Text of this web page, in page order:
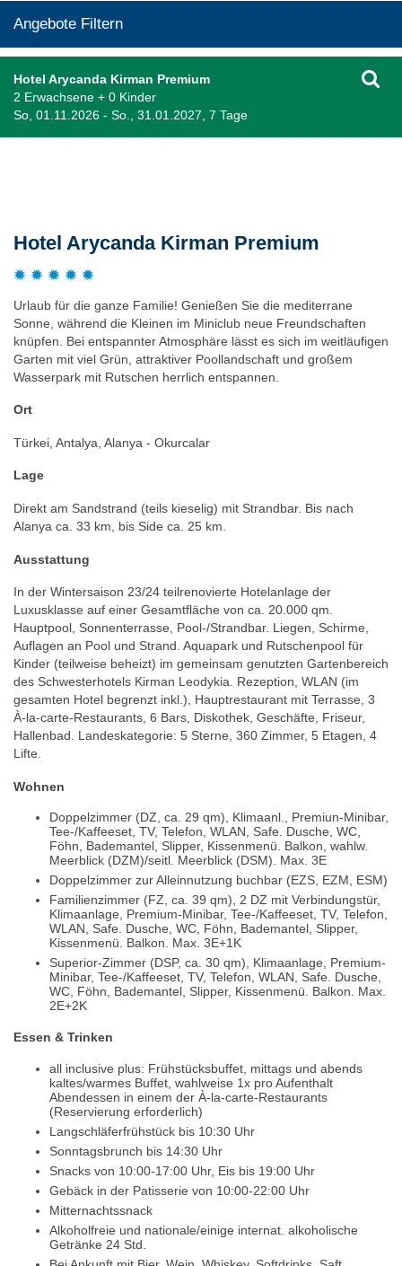
Angebote Filtern
Hotel Arycanda Kirman Premium
2 Erwachsene + 0 Kinder
So, 01.11.2026 - So., 31.01.2027, 7 Tage
Hotel Arycanda Kirman Premium
Urlaub für die ganze Familie! Genießen Sie die mediterrane
Sonne, während die Kleinen im Miniclub neue Freundschaften
knüpfen. Bei entspannter Atmosphäre lässt es sich im weitläufigen
Garten mit viel Grün, attraktiver Poollandschaft und großem
Wasserpark mit Rutschen herrlich entspannen.
Ort
Türkei, Antalya, Alanya - Okurcalar
Lage
Direkt am Sandstrand (teils kieselig) mit Strandbar. Bis nach
Alanya ca. 33 km, bis Side ca. 25 km.
Ausstattung
In der Wintersaison 23/24 teilrenovierte Hotelanlage der
Luxusklasse auf einer Gesamtfläche von ca. 20.000 qm.
Hauptpool, Sonnenterrasse, Pool-/Strandbar. Liegen, Schirme,
Auflagen an Pool und Strand. Aquapark und Rutschenpool für
Kinder (teilweise beheizt) im gemeinsam genutzten Gartenbereich
des Schwesterhotels Kirman Leodykia. Rezeption, WLAN (im
gesamten Hotel begrenzt inkl.), Hauptrestaurant mit Terrasse, 3
À-la-carte-Restaurants, 6 Bars, Diskothek, Geschäfte, Friseur,
Hallenbad. Landeskategorie: 5 Sterne, 360 Zimmer, 5 Etagen, 4
Lifte.
Wohnen
Doppelzimmer (DZ, ca. 29 qm), Klimaanl., Premiun-Minibar,
Tee-/Kaffeeset, TV, Telefon, WLAN, Safe. Dusche, WC,
Föhn, Bademantel, Slipper, Kissenmenü. Balkon, wahlw.
Meerblick (DZM)/seitl. Meerblick (DSM). Max. 3E
Doppelzimmer zur Alleinnutzung buchbar (EZS, EZM, ESM)
Familienzimmer (FZ, ca. 39 qm), 2 DZ mit Verbindungstür,
Klimaanlage, Premium-Minibar, Tee-/Kaffeeset, TV, Telefon,
WLAN, Safe. Dusche, WC, Föhn, Bademantel, Slipper,
Kissenmenü. Balkon. Max. 3E+1K
Superior-Zimmer (DSP, ca. 30 qm), Klimaanlage, Premium-
Minibar, Tee-/Kaffeeset, TV, Telefon, WLAN, Safe. Dusche,
WC, Föhn, Bademantel, Slipper, Kissenmenü. Balkon. Max.
2E+2K
Essen & Trinken
all inclusive plus: Frühstücksbuffet, mittags und abends
kaltes/warmes Buffet, wahlweise 1x pro Aufenthalt
Abendessen in einem der À-la-carte-Restaurants
(Reservierung erforderlich)
Langschläferfrühstück bis 10:30 Uhr
Sonntagsbrunch bis 14:30 Uhr
Snacks von 10:00-17:00 Uhr, Eis bis 19:00 Uhr
Gebäck in der Patisserie von 10:00-22:00 Uhr
Mitternachtssnack
Alkoholfreie und nationale/einige internat. alkoholische
Getränke 24 Std.